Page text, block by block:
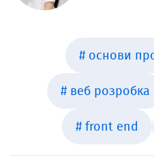
# основи
# веб розробка
# front end